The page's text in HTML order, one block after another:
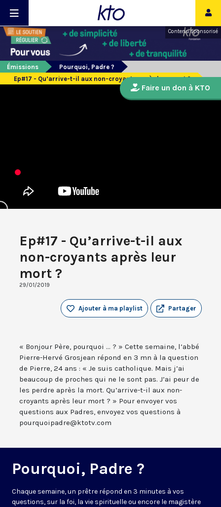
Contenu sponsorisé
Émissions
Pourquoi, Padre ?
Ep#17 - Qu’arrive-t-il aux non-croyants après leur mort ?
Ep#17 - Qu’arrive-t-il aux
non-croyants après leur
mort ?
29/01/2019
Partager
Ajouter à ma playlist
« Bonjour Père, pourquoi ... ? » Cette semaine, l’abbé
Pierre-Hervé Grosjean répond en 3 mn à la question
de Pierre, 24 ans : « Je suis catholique. Mais j’ai
beaucoup de proches qui ne le sont pas. J’ai peur de
les perdre après la mort. Qu’arrive-t-il aux non-
croyants après leur mort ? » Pour envoyer vos
questions aux Padres, envoyez vos questions à
pourquoipadre@ktotv.com
Pourquoi, Padre ?
Chaque semaine, un prêtre répond en 3 minutes à vos
questions, sur la foi, la vie spirituelle ou encore le magistère
Faire un don à KTO